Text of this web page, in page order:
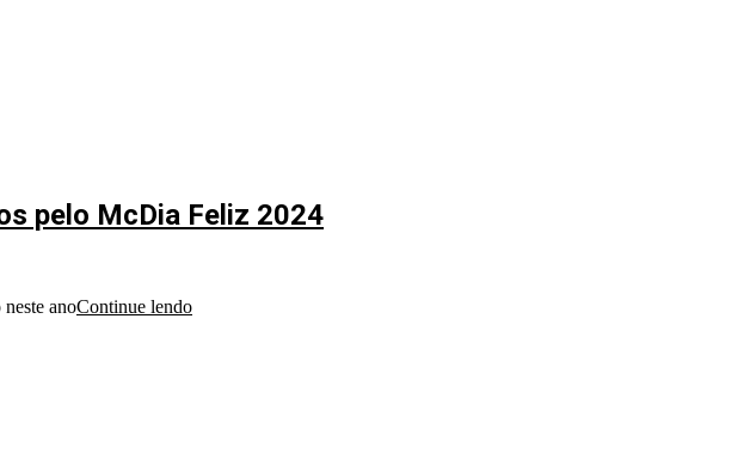
pelo McDia Feliz 2024
anoContinue lendo